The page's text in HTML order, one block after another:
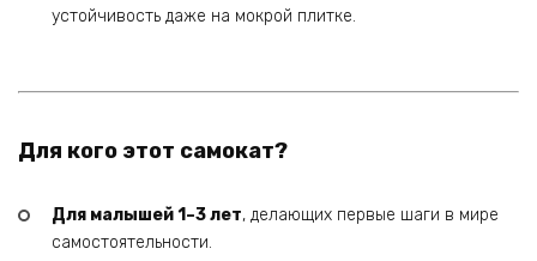
устойчивость даже на мокрой плитке.
Для кого этот самокат?
Для малышей 1–3 лет, делающих первые шаги в мире
самостоятельности.